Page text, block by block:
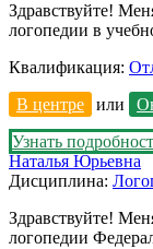
Здравствуйте!
логопедии в
Квалификация:
В центре
или
Узнать
Наталья Юрьевна
Дисциплина:
Здравствуйте!
логопедии